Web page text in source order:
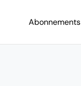
Abonnements